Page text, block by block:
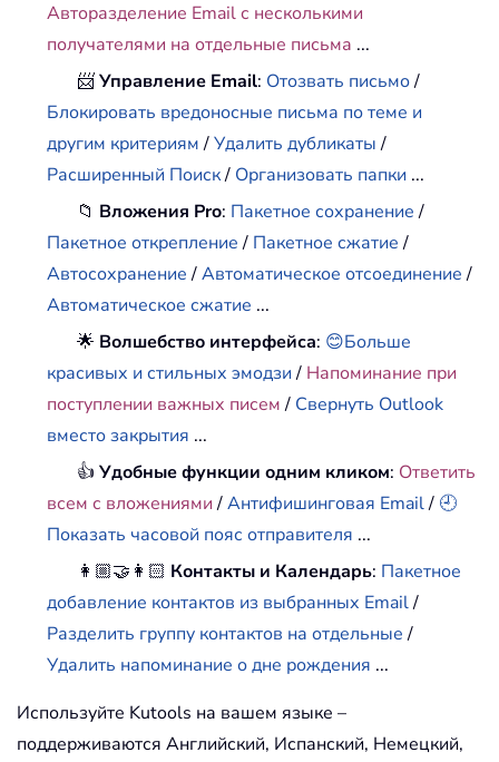
Авторазделение Email с несколькими
получателями на отдельные письма ...
📨Управление Email: Отозвать письмо/
Блокировать вредоносные письма по теме и
другим критериям/Удалить дубликаты/
Расширенный Поиск/ Организовать папки ...
📁 Вложения Pro: Пакетное сохранение/
Пакетное открепление/ Пакетное сжатие/
Автосохранение/Автоматическое отсоединение/
Автоматическое сжатие ...
🌟 Волшебство интерфейса: 😊Больше
красивых и стильных эмодзи/ Напоминание при
поступлении важных писем/ Свернуть Outlook
вместо закрытия ...
👍Удобные функции одним кликом: Ответить
всем с вложениями /Антифишинговая Email/ 🕘
Показать часовой пояс отправителя ...
👩🏼‍🤝‍👩🏻 Контакты и Календарь: Пакетное
добавление контактов из выбранных Email/
Разделить группу контактов на отдельные/
Удалить напоминание о дне рождения ...
Используйте Kutools на вашем языке –
поддерживаются Английский, Испанский, Немецкий,